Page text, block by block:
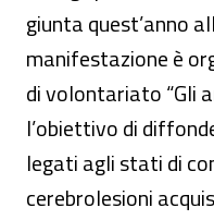
giunta quest’anno
manifestazione è
di volontariato “Gli
l’obiettivo di
legati agli stati di
cerebrolesioni